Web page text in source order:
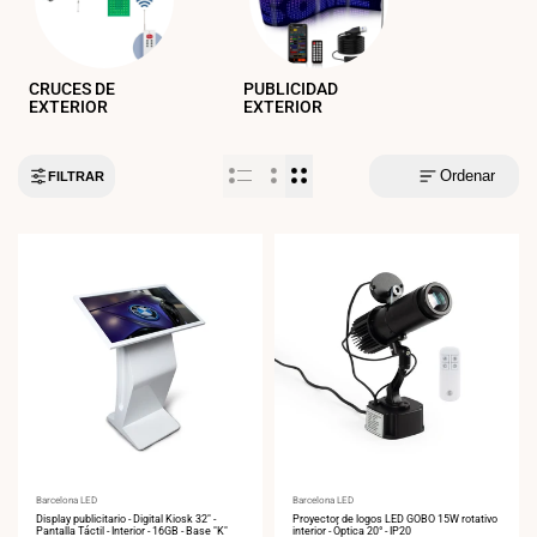
CRUCES DE
EXTERIOR
PUBLICIDAD
EXTERIOR
FILTRAR Ordenar
Proveedor:
Barcelona LED
Display publicitario - Digital Kiosk 32" -
Pantalla Táctil - Interior - 16GB - Base "K"
Proveedor:
Barcelona LED
Proyector de logos LED GOBO 15W rotativo
interior - Óptica 20° - IP20